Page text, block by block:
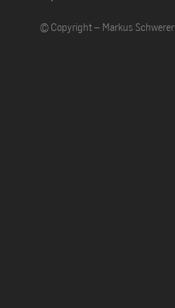
© Copyright – Markus Schwerer